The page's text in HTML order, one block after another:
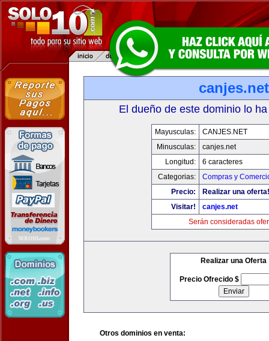
canjes.net
El dueño de este dominio lo
Mayusculas:
CANJES.NET
Minusculas:
canjes.net
Longitud:
6 caracteres
Categorias:
Compras y
Precio:
Realizar una oferta!
Visitar!
canjes.net
Serán consideradas
Realizar una Oferta
Precio Ofrecido $
Otros dominios en venta: